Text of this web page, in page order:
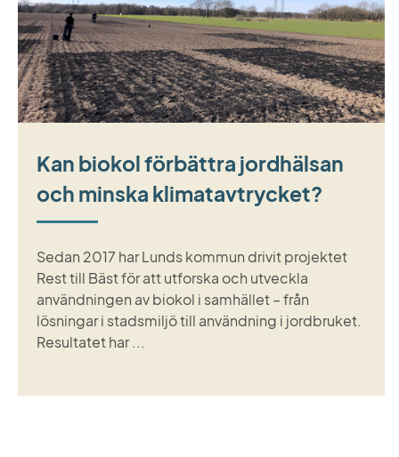
Kan biokol förbättra jordhälsan
och minska klimatavtrycket?
Sedan 2017 har Lunds kommun drivit projektet
Rest till Bäst för att utforska och utveckla
användningen av biokol i samhället – från
lösningar i stadsmiljö till användning i jordbruket.
Resultatet har ...